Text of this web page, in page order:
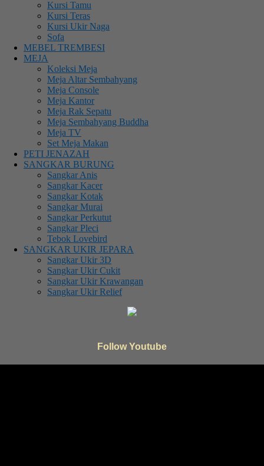
Kursi Tamu
Kursi Teras
Kursi Ukir Naga
Sofa
MEBEL TREMBESI
MEJA
Koleksi Meja
Meja Altar Sembahyang
Meja Console
Meja Kantor
Meja Rak Sepatu
Meja Sembahyang Buddha
Meja TV
Set Meja Makan
PETI JENAZAH
SANGKAR BURUNG
Sangkar Anis
Sangkar Kacer
Sangkar Kotak
Sangkar Murai
Sangkar Perkutut
Sangkar Pleci
Tebok Lovebird
SANGKAR UKIR JEPARA
Sangkar Ukir 3D
Sangkar Ukir Cukit
Sangkar Ukir Krawangan
Sangkar Ukir Relief
Follow Youtube